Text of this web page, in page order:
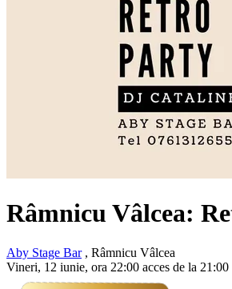
Râmnicu Vâlcea:
Aby Stage Bar, Râmnicu Vâlcea
Vineri, 12 iunie, ora 22:00 acces de la 21:00